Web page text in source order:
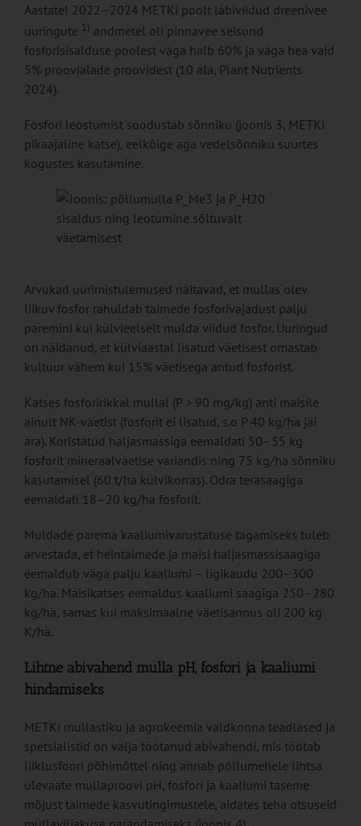
Aastatel 2022–2024 METKi poolt läbiviidud dreenivee
uuringute 1) andmetel oli pinnavee seisund
fosforisisalduse poolest väga halb 60% ja väga hea vaid
5% proovialade proovidest (10 ala, Plant Nutrients
2024).
Fosfori leostumist soodustab sõnniku (joonis 3, METKi
pikaajaline katse), eelkõige aga vedelsõnniku suurtes
kogustes kasutamine.
Arvukad uurimistulemused näitavad, et mullas olev
liikuv fosfor rahuldab taimede fosforivajadust palju
paremini kui külvieelselt mulda viidud fosfor. Uuringud
on näidanud, et külviaastal lisatud väetisest omastab
kultuur vähem kui 15% väetisega antud fosforist.
Katses fosforirikkal mullal (P > 90 mg/kg) anti maisile
ainult NK-väetist (fosforit ei lisatud, s.o P 40 kg/ha jäi
ära). Koristatud haljasmassiga eemaldati 50–55 kg
fosforit mineraalväetise variandis ning 75 kg/ha sõnniku
kasutamisel (60 t/ha külvikorras). Odra terasaagiga
eemaldati 18–20 kg/ha fosforit.
Muldade parema kaaliumivarustatuse tagamiseks tuleb
arvestada, et heintaimede ja maisi haljasmassisaagiga
eemaldub väga palju kaaliumi – ligikaudu 200–300
kg/ha. Maisikatses eemaldus kaaliumi saagiga 250–280
kg/ha, samas kui maksimaalne väetisannus oli 200 kg
K/ha.
Lihtne abivahend mulla pH, fosfori ja kaaliumi
hindamiseks
METKi mullastiku ja agrokeemia valdkonna teadlased ja
spetsialistid on välja töötanud abivahendi, mis töötab
liiklusfoori põhimõttel ning annab põllumehele lihtsa
ülevaate mullaproovi pH, fosfori ja kaaliumi taseme
mõjust taimede kasvutingimustele, aidates teha otsuseid